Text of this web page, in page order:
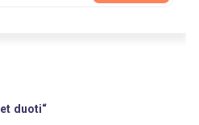
duoti“